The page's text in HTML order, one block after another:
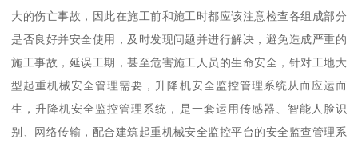
大的伤亡事故，因此在施工前和施工时都应该注意检查各组成部分
是否良好并安全使用，及时发现问题并进行解决，避免造成严重的
施工事故，延误工期，甚至危害施工人员的生命安全，针对工地大
型起重机械安全管理需要，升降机安全监控管理系统从而应运而
生，升降机安全监控管理系统，是一套运用传感器、智能人脸识
别、网络传输，配合建筑起重机械安全监控平台的安全监查管理系